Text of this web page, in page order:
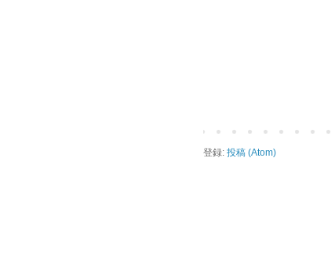
登録: 投稿 (Atom)